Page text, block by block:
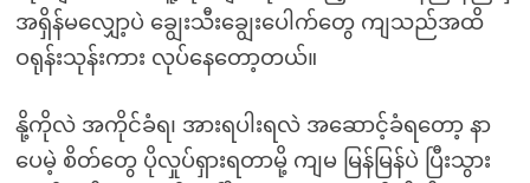
အရှိန်မလျှော့ပဲ ချွေးသီးချွေးပေါက်တွေ ကျသည်အထိ
ဝရုန်းသုန်းကား လုပ်နေတော့တယ်။
နို့ကိုလဲ အကိုင်ခံရ၊ အားရပါးရလဲ အဆောင့်ခံရတော့ နာ
ပေမဲ့ စိတ်တွေ ပိုလှုပ်ရှားရတာမို့ ကျမ မြန်မြန်ပဲ ပြီးသွား